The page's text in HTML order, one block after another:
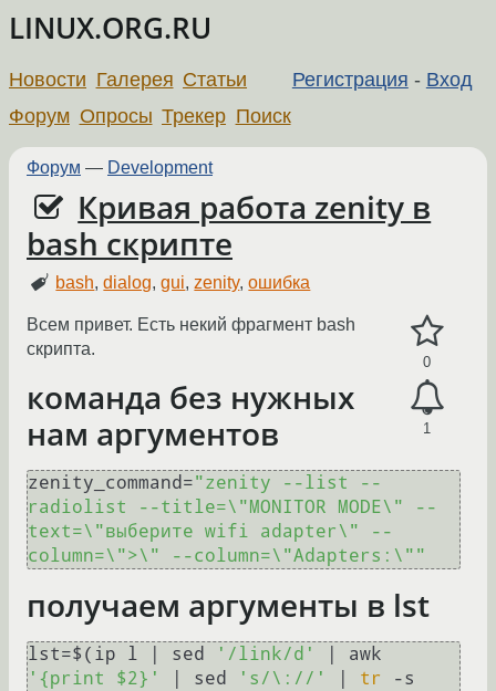
LINUX.ORG.RU
Регистрация - Вход
Новости Галерея Статьи
Форум Опросы Трекер Поиск
Форум — Development
Кривая работа zenity в
bash скрипте
bash,dialog,gui,zenity,ошибка
0
1
Всем привет. Есть некий фрагмент bash
скрипта.
команда без нужных
нам аргументов
zenity_command="zenity --list --
radiolist --title=\"MONITOR MODE\" --
text=\"выберите wifi adapter\" --
column=\">\" --column=\"Adapters:\""
получаем аргументы в lst
lst=$(ip l | sed '/link/d'
'{print $2}'
| sed 's/\://' tr